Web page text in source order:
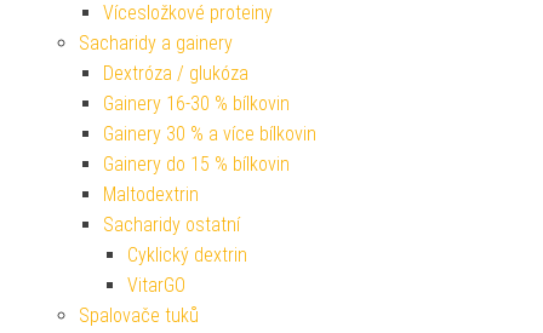
Vícesložkové proteiny
Sacharidy a gainery
Dextróza / glukóza
Gainery 16-30 % bílkovin
Gainery 30 % a více bílkovin
Gainery do 15 % bílkovin
Maltodextrin
Sacharidy ostatní
Cyklický dextrin
VitarGO
Spalovače tuků